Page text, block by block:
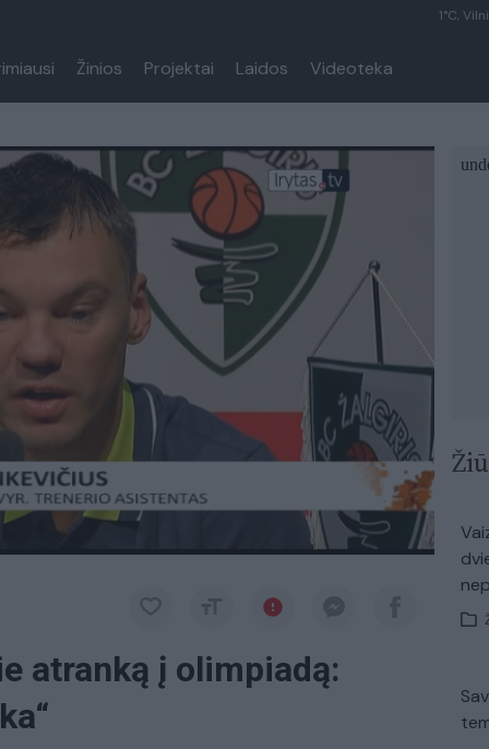
1°C,
Žinios Projektai Laidos Videoteka
atranką į olimpiadą: